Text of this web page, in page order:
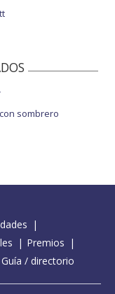
sombrero
Premios
Guía / directorio